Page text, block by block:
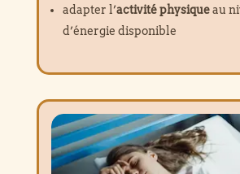
adapter l’activité physiqueau
d’énergie disponible